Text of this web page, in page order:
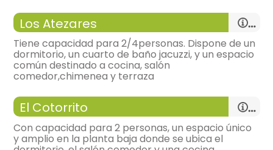
encimera,
- menaje de cocina, cafetera, tostadora,
- mesa,
habitación de matrimonio
- cama de matrimonio (135x190 cm.)
salón comedor
- sofá tres plazas, sillas = 4, mesa de comedor,
- estufa de leña,
-
muy luminoso,
cocina
encimera,
- menaje de cocina, cafetera, tostadora,
Los Atezares
Tiene capacidad para 2/4personas. Dispone de un
dormitorio, un cuarto de baño jacuzzi, y un espacio
común destinado a cocina, salón
comedor,chimenea y terraza
salón comedor
- sofá tres plazas, sillas = 4, mesa de comedor,
- tv,
- estufa de leña,
El Cotorrito
Con capacidad para 2 personas, un espacio único
y amplio en la planta baja donde se ubica el